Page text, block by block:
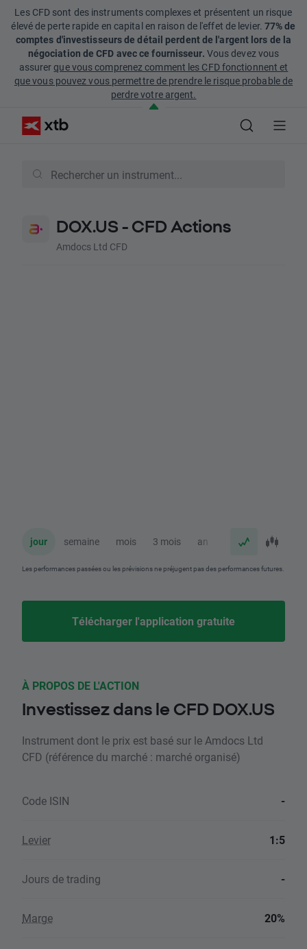
Les CFD sont des instruments complexes et présentent un risque
élevé de perte rapide en capital en raison de l'effet de levier. 77% de
comptes d'investisseurs de détail perdent de l'argent lors de la
négociation de CFD avec ce fournisseur. Vous devez vous
assurerque vous comprenez comment les CFD fonctionnent et
que vous pouvez vous permettre de prendre le risque probable de
perdre votre argent.
DOX.US - CFD Actions
Amdocs Ltd CFD
jour semaine mois 3 mois an
Les performances passées ou les prévisions ne préjugent pas des performances futures.
Télécharger l'application gratuite
À PROPOS DE L'ACTION
Investissez dans le CFD DOX.US
Instrument dont le prix est basé sur le Amdocs Ltd
CFD (référence du marché : marché organisé)
Code ISIN -
Levier 1:5
Jours de trading -
Marge 20%